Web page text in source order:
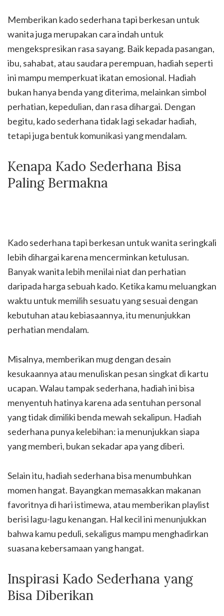
Memberikan kado sederhana tapi berkesan untuk
wanita juga merupakan cara indah untuk
mengekspresikan rasa sayang. Baik kepada pasangan,
ibu, sahabat, atau saudara perempuan, hadiah seperti
ini mampu memperkuat ikatan emosional. Hadiah
bukan hanya benda yang diterima, melainkan simbol
perhatian, kepedulian, dan rasa dihargai. Dengan
begitu, kado sederhana tidak lagi sekadar hadiah,
tetapi juga bentuk komunikasi yang mendalam.
Kenapa Kado Sederhana Bisa
Paling Bermakna
Kado sederhana tapi berkesan untuk wanita seringkali
lebih dihargai karena mencerminkan ketulusan.
Banyak wanita lebih menilai niat dan perhatian
daripada harga sebuah kado. Ketika kamu meluangkan
waktu untuk memilih sesuatu yang sesuai dengan
kebutuhan atau kebiasaannya, itu menunjukkan
perhatian mendalam.
Misalnya, memberikan mug dengan desain
kesukaannya atau menuliskan pesan singkat di kartu
ucapan. Walau tampak sederhana, hadiah ini bisa
menyentuh hatinya karena ada sentuhan personal
yang tidak dimiliki benda mewah sekalipun. Hadiah
sederhana punya kelebihan: ia menunjukkan siapa
yang memberi, bukan sekadar apa yang diberi.
Selain itu, hadiah sederhana bisa menumbuhkan
momen hangat. Bayangkan memasakkan makanan
favoritnya di hari istimewa, atau memberikan playlist
berisi lagu-lagu kenangan. Hal kecil ini menunjukkan
bahwa kamu peduli, sekaligus mampu menghadirkan
suasana kebersamaan yang hangat.
Inspirasi Kado Sederhana yang
Bisa Diberikan